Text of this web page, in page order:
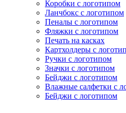
Коробки с логотипом
Ланчбокс с логотипом
Пеналы с логотипом
Фляжки с логотипом
Печать на касках
Картхолдеры с
Ручки с логотипом
Значки с логотипом
Бейджи с логотипом
Влажные салфетки с
Бейджи с логотипом